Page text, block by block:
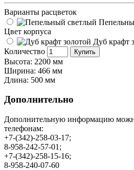
Варианты расцветок
Цвет корпуса
Дуб крафт
Количество
Купить
Высота: 2200 мм
Ширина: 466 мм
Длина: 500 мм
Дополнительно
Дополнительную информацию
телефонам:
+7-(342)-258-03-17;
8-958-242-57-01;
+7-(342)-258-15-16;
8-958-240-07-60